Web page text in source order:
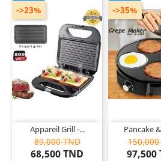
Appareil Grill -...
89,000 TND
68,500 TND
->23%
Pancake
150,000
97,500
->35%